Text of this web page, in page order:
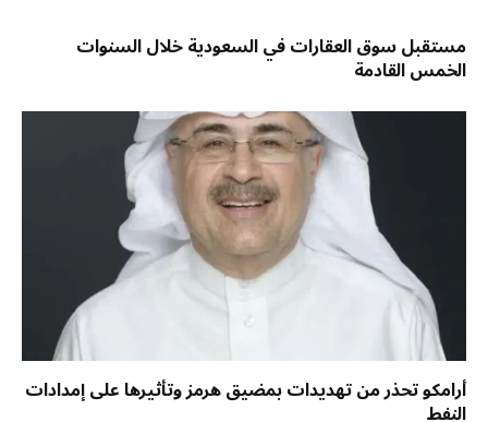
مستقبل سوق العقارات في السعودية خلال السنوات
الخمس القادمة
أرامكو تحذر من تهديدات بمضيق هرمز وتأثيرها على إمدادات
النفط